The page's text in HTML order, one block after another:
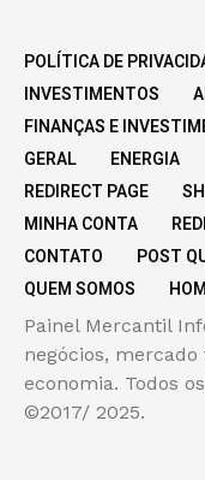
POLÍTICA DE
INVESTIMENTOS
FINANÇAS E
GERAL
ENERGIA
REDIRECT PAGE
MINHA CONTA
CONTATO
POST
QUEM SOMOS
Painel Mercantil
negócios,
economia. Todos
©2017/ 2025.